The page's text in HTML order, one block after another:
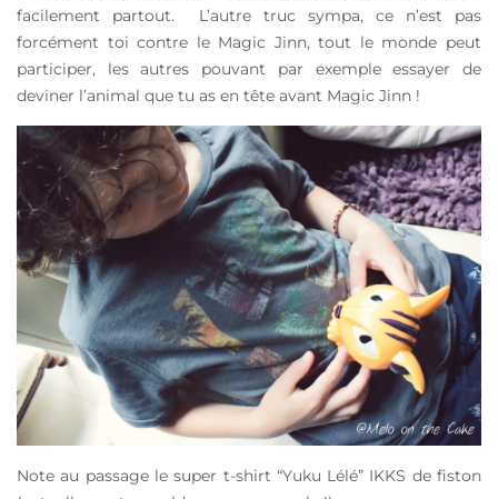
facilement partout. L’autre truc sympa, ce n’est pas
forcément toi contre le Magic Jinn, tout le monde peut
participer, les autres pouvant par exemple essayer de
deviner l’animal que tu as en tête avant Magic Jinn !
Note au passage le super t-shirt “Yuku Lélé” IKKS de fiston